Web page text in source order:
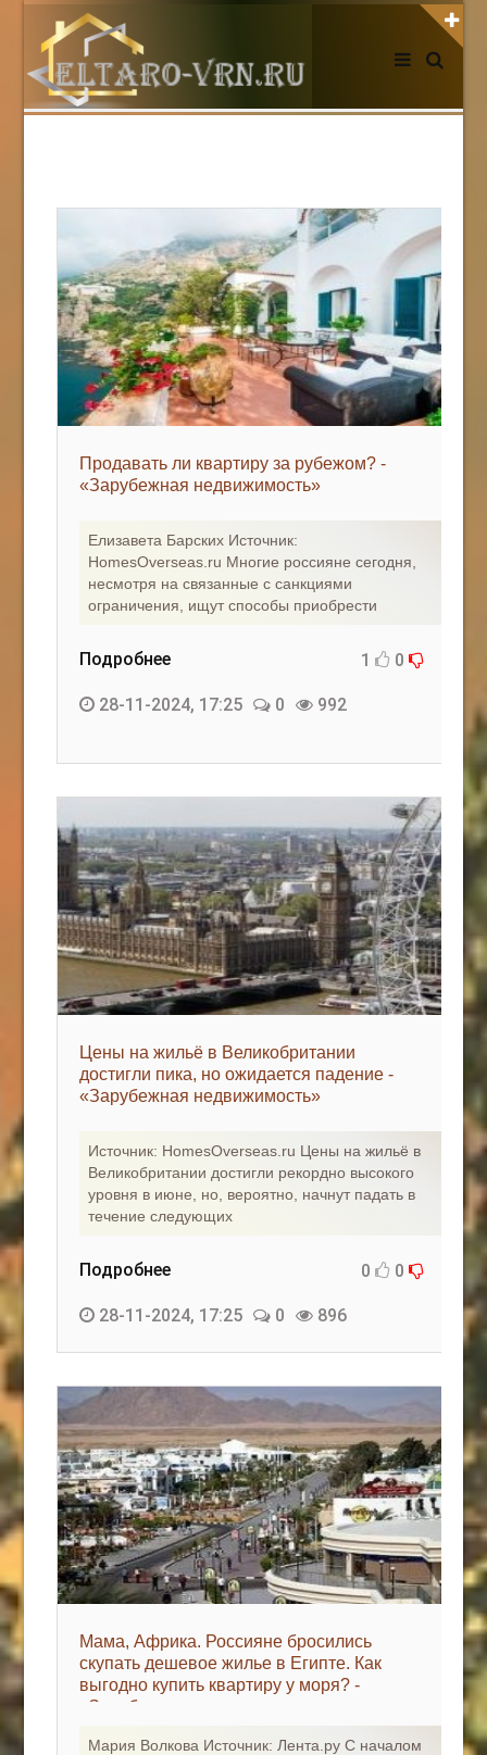
АВТОРИЗАЦИЯ НА САЙТЕ
Регистрация
НОВОСТИ СЕГОДНЯ
Edgarpo26@gmail.com
axin.ed@yandex.ru
yrikf40@gmail.com
Eltaro-Vrn.ru
Продавать ли квартиру за рубежом? -
«Зарубежная недвижимость»
Елизавета Барских Источник:
HomesOverseas.ru Многие россияне сегодня,
несмотря на связанные с санкциями
ограничения, ищут способы приобрести
Подробнее 1 0
28-11-2024, 17:25 0 992
Цены на жильё в Великобритании
достигли пика, но ожидается падение -
«Зарубежная недвижимость»
Источник: HomesOverseas.ru Цены на жильё в
Великобритании достигли рекордно высокого
уровня в июне, но, вероятно, начнут падать в
течение следующих
Подробнее 0 0
28-11-2024, 17:25 0 896
Мама, Африка. Россияне бросились
скупать дешевое жилье в Египте. Как
выгодно купить квартиру у моря? -
«Зарубежная недвижимость»
Мария Волкова Источник: Лента.ру С началом